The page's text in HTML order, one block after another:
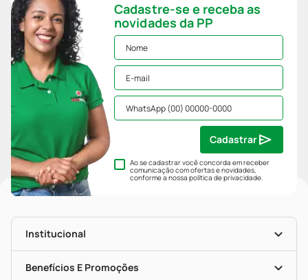
Cadastre-se e receba as
novidades da PP
Ao se cadastrar você concorda em receber
comunicação com ofertas e novidades,
conforme a nossapolítica de privacidade.
Cadastrar
Institucional
História
Nossas Lojas
Benefícios E Promoções